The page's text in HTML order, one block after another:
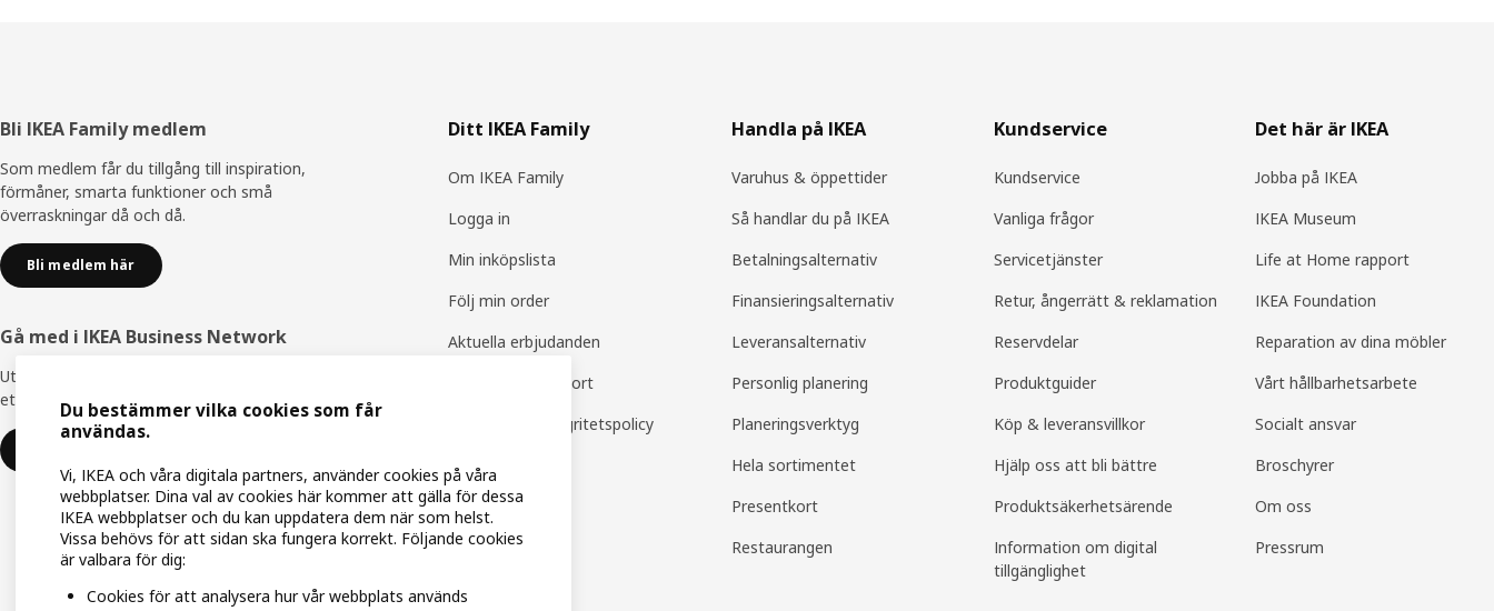
Sidfot
Bli IKEA Family medlem
Som medlem får du tillgång till inspiration,
förmåner, smarta funktioner och små
överraskningar då och då.
Bli medlem här
Gå med i IKEA Business Network
Utnyttja flera unika förmåner för att skapa
ett bättre arbetsliv - helt kostnadsfritt.
Ditt IKEA Family
Om IKEA Family
Logga in
Min inköpslista
Följ min order
Aktuella erbjudanden
IKEA Family support
IKEA Family integritetspolicy
Handla på IKEA
Varuhus & öppettider
Så handlar du på IKEA
Betalningsalternativ
Finansieringsalternativ
Leveransalternativ
Personlig planering
Planeringsverktyg
Hela sortimentet
Presentkort
Restaurangen
Kundservice
Kundservice
Vanliga frågor
Servicetjänster
Retur, ångerrätt & reklamation
Reservdelar
Produktguider
Köp & leveransvillkor
Hjälp oss att bli bättre
Produkt­säkerhets­ärende
Information om digital
tillgänglighet
Det här är IKEA
Jobba på IKEA
IKEA Museum
Life at Home rapport
IKEA Foundation
Reparation av dina möbler
Vårt hållbarhetsarbete
Socialt ansvar
Broschyrer
Om oss
Pressrum
Du bestämmer vilka cookies som får
användas.
Vi, IKEA och våra digitala partners, använder cookies på våra
webbplatser. Dina val av cookies här kommer att gälla för dessa
IKEA webbplatser och du kan uppdatera dem när som helst.
Vissa behövs för att sidan ska fungera korrekt. Följande cookies
är valbara för dig:
Cookies för att analysera hur vår webbplats används